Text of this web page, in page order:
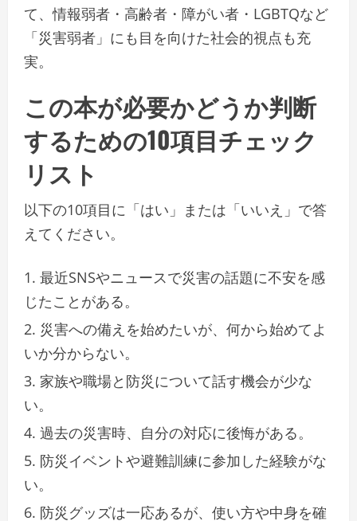
て、情報弱者・高齢者・障がい者・LGBTQなど
「災害弱者」にも目を向けた社会的視点も充
実。
この本が必要かどうか判断
するための10項目チェック
リスト
以下の10項目に「はい」または「いいえ」で答
えてください。
最近SNSやニュースで災害の話題に不安を感
じたことがある。
災害への備えを始めたいが、何から始めてよ
いか分からない。
家族や職場と防災について話す機会が少な
い。
過去の災害時、自分の対応に後悔がある。
防災イベントや避難訓練に参加した経験がな
い。
防災グッズは一応あるが、使い方や中身を確